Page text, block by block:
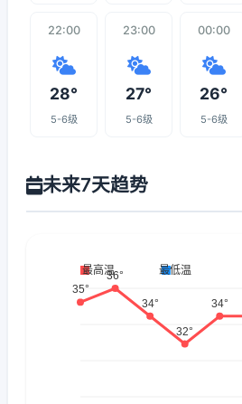
22:00
28°
5-6级
23:00
27°
5-6级
00:00
26°
5-6级
未来7天趋势